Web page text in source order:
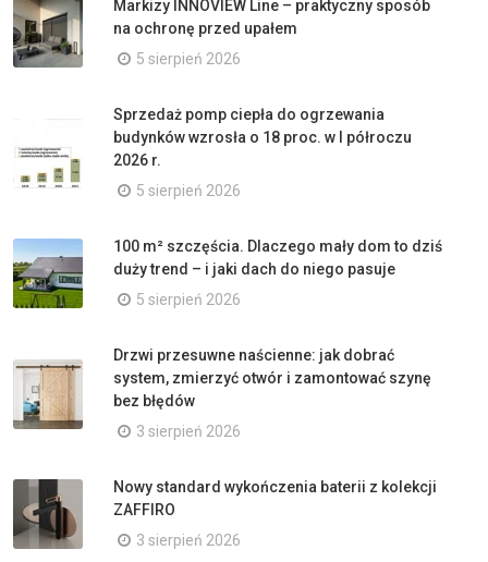
Markizy INNOVIEW Line – praktyczny sposób
na ochronę przed upałem
5 sierpień 2026
Sprzedaż pomp ciepła do ogrzewania
budynków wzrosła o 18 proc. w I półroczu
2026 r.
5 sierpień 2026
100 m² szczęścia. Dlaczego mały dom to dziś
duży trend – i jaki dach do niego pasuje
5 sierpień 2026
Drzwi przesuwne naścienne: jak dobrać
system, zmierzyć otwór i zamontować szynę
bez błędów
3 sierpień 2026
Nowy standard wykończenia baterii z kolekcji
ZAFFIRO
3 sierpień 2026